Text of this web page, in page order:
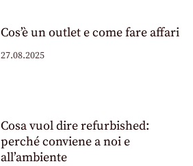
Cos’è un outlet e come fare affari
27.08.2025
Cosa vuol dire refurbished:
perché conviene a noi e
all’ambiente